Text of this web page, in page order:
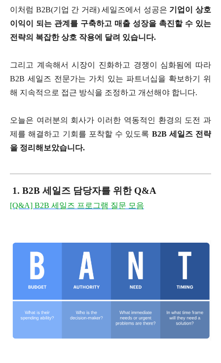
이처럼 B2B(기업 간 거래) 세일즈에서 성공은 기업이 상호
이익이 되는 관계를 구축하고 매출 성장을 촉진할 수 있는
전략의 복잡한 상호 작용에 달려 있습니다.
그리고 계속해서 시장이 진화하고 경쟁이 심화됨에 따라
B2B 세일즈 전문가는 가치 있는 파트너십을 확보하기 위
해 지속적으로 접근 방식을 조정하고 개선해야 합니다.
오늘은 여러분의 회사가 이러한 역동적인 환경의 도전 과
제를 해결하고 기회를 포착할 수 있도록 B2B 세일즈 전략
을 정리해보았습니다.
1. B2B 세일즈 담당자를 위한 Q&A
[Q&A] B2B 세일즈 프로그램 질문 모음